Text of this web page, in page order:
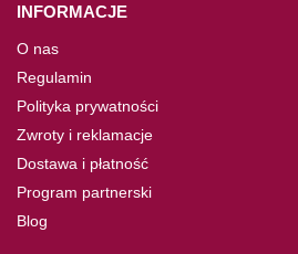
INFORMACJE
O nas
Regulamin
Polityka prywatności
Zwroty i reklamacje
Dostawa i płatność
Program partnerski
Blog